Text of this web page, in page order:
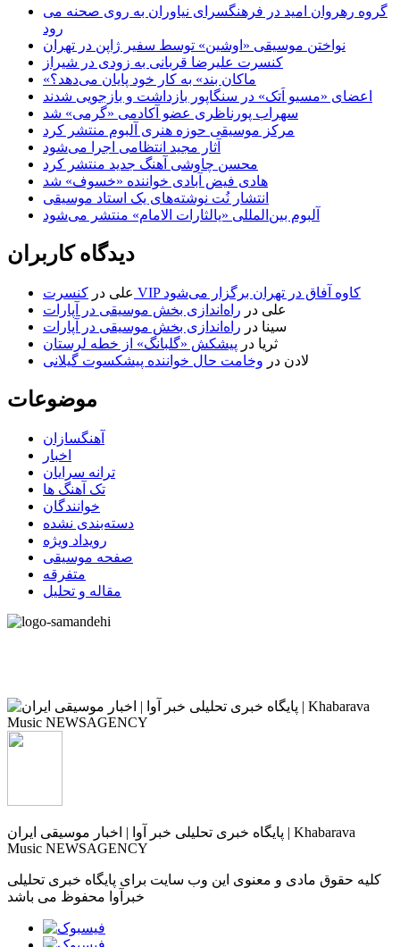
گروه رهروان امید در فرهنگسرای نیاوران به روی صحنه می
رود
نواختن موسیقی «اوشین» توسط سفیر ژاپن در تهران
کنسرت علیرضا قربانی به زودی در شیراز
«ماکان بند» به کار خود پایان می‌دهد؟
اعضای «مسیو اَتک» در سنگاپور بازداشت و بازجویی شدند
سهراب پورناظری عضو آکادمی «گرمی» شد
مرکز موسیقی حوزه هنری آلبوم منتشر کرد
آثار مجید انتظامی اجرا می‌شود
محسن چاوشی آهنگ جدید منتشر کرد
هادی فیض آبادی خواننده «خسوف» شد
انتشار نُت نوشته‌های یک استاد موسیقی
آلبوم بین‌المللی «یالثارات الامام» منتشر می‌شود
دیدگاه کاربران
علی در
کنسرت VIP کاوه آفاق در تهران برگزار می‌شود
علی در راه‌اندازی بخش موسیقی در آپارات
سینا در راه‌اندازی بخش موسیقی در آپارات
ثریا در پیشکش «گلبانگ» از خطه لرستان
لادن در وخامت حال خواننده پیشکسوت گیلانی
موضوعات
آهنگسازان
اخبار
ترانه سرایان
تک آهنگ ها
خوانندگان
دسته‌بندی نشده
رویداد ویژه
صفحه موسیقی
متفرقه
مقاله و تحلیل
پایگاه خبری تحلیلی خبر آوا | اخبار موسیقی ایران | Khabarava
Music NEWSAGENCY
کلیه حقوق مادی و معنوی این وب سایت برای پایگاه خبری تحلیلی
خبرآوا محفوظ می باشد